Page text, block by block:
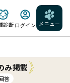
診断 ログイン メニュー
み掲載
答